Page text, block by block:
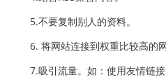
5.不要复制别人的资料。
6. 将网站连接到权重比较高的网
7.吸引流量。如：使用友情链接